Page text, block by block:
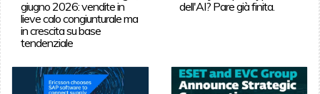
giugno 2026: vendite in
lieve calo congiunturale ma
in crescita su base
tendenziale
dell'AI? Pare già finita.